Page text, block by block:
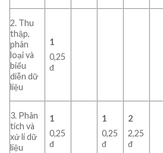
2. Thu
thập,
phân
loại và
biểu
diễn dữ
liệu
1
0,25
đ
3. Phân
tích và
xử lí dữ
liệu
1
0,25
đ
1
0,25
đ
2
2,25
đ